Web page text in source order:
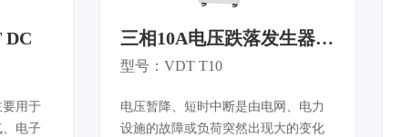
DC
用于
电子
三相10A电压跌落发生器
VDT T10
型号：VDT T10
电压暂降、短时中断是由电网、电力
设施的故障或负荷突然出现大的变化